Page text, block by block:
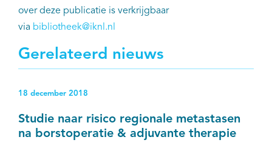
over deze publicatie is verkrijgbaar
via bibliotheek@iknl.nl
Gerelateerd nieuws
18 december 2018
Studie naar risico regionale metastasen
na borstoperatie & adjuvante therapie